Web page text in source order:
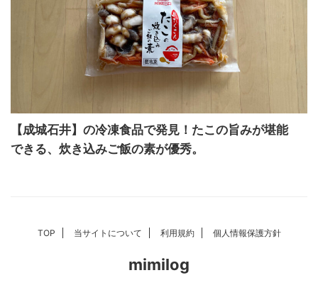
【成城石井】の冷凍食品で発見！たこの旨みが堪能
できる、炊き込みご飯の素が優秀。
TOP 当サイトについて 利用規約 個人情報保護方針
mimilog